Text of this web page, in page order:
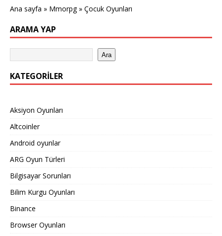
Ana sayfa » Mmorpg» Çocuk Oyunları
ARAMA YAP
Ara
KATEGORILER
Aksiyon Oyunları
Altcoinler
Android oyunlar
ARG Oyun Türleri
Bilgisayar Sorunları
Bilim Kurgu Oyunları
Binance
Browser Oyunları